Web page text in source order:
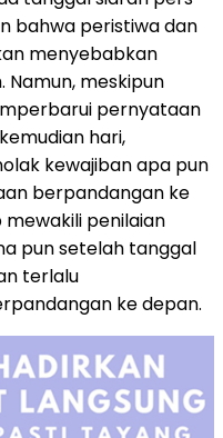
bahwa peristiwa dan
menyebabkan
Namun, meskipun
pernyataan
hari,
kewajiban apa pun
berpandangan ke
penilaian
pun setelah tanggal
terlalu
ke depan.